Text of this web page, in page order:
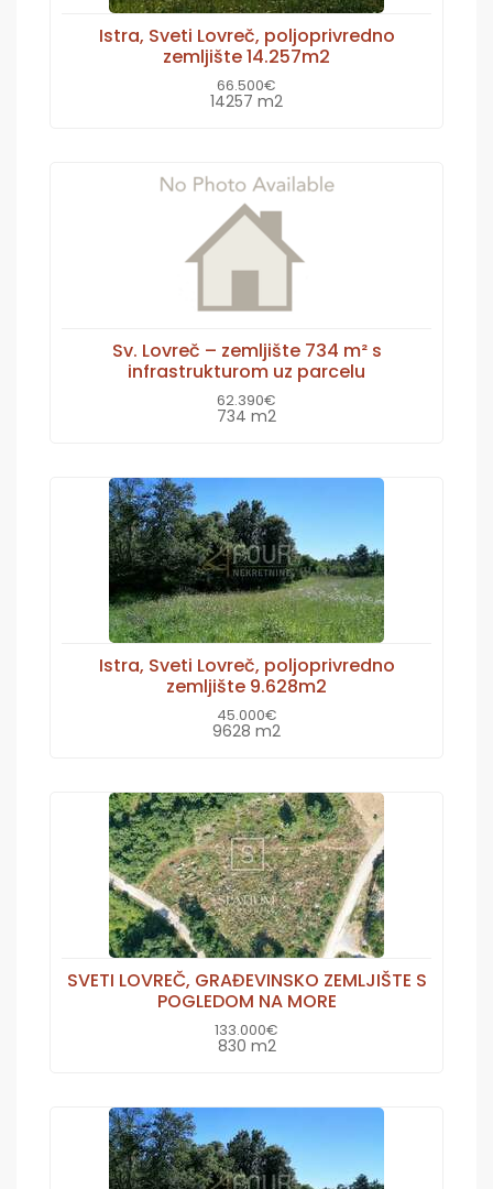
Istra, Sveti Lovreč, poljoprivredno
zemljište 14.257m2
66.500€
14257 m2
Sv. Lovreč – zemljište 734 m² s
infrastrukturom uz parcelu
62.390€
734 m2
Istra, Sveti Lovreč, poljoprivredno
zemljište 9.628m2
45.000€
9628 m2
SVETI LOVREČ, GRAĐEVINSKO ZEMLJIŠTE S
POGLEDOM NA MORE
133.000€
830 m2